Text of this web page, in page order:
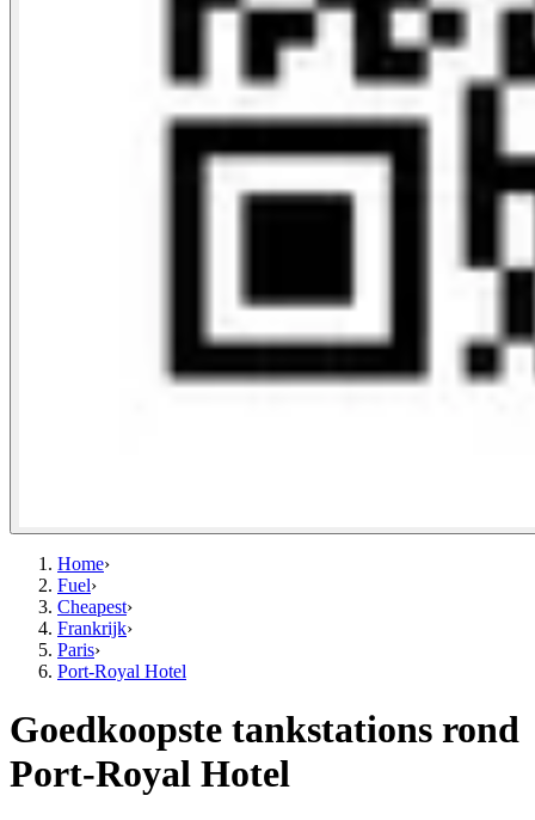
Home›
Fuel›
Cheapest›
Frankrijk›
Paris›
Port-Royal Hotel
Goedkoopste tankstations rond
Port-Royal Hotel